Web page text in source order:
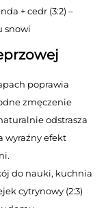
+ cedr (3:2) –
snowi
poprawia
zmęczenie
odstrasza
wyraźny efekt
do nauki, kuchnia
cytrynowy (2:3)